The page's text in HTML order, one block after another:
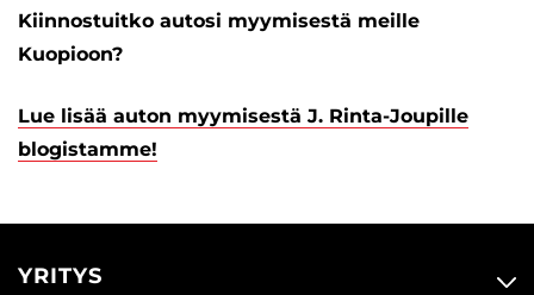
Kiinnostuitko autosi myymisestä meille
Kuopioon?
Lue lisää auton myymisestä J. Rinta-Joupille
blogistamme!
YRITYS